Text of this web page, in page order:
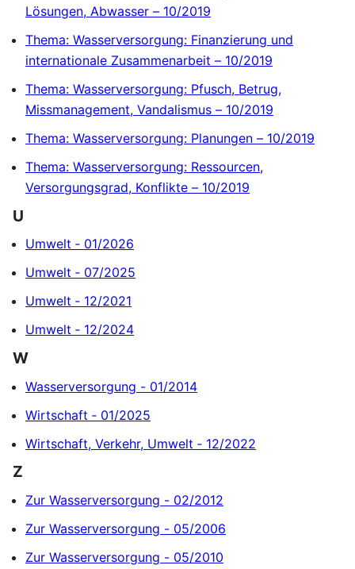
Lösungen, Abwasser – 10/2019
Thema: Wasserversorgung: Finanzierung und
internationale Zusammenarbeit – 10/2019
Thema: Wasserversorgung: Pfusch, Betrug,
Missmanagement, Vandalismus – 10/2019
Thema: Wasserversorgung: Planungen – 10/2019
Thema: Wasserversorgung: Ressourcen,
Versorgungsgrad, Konflikte – 10/2019
U
Umwelt ‐ 01/2026
Umwelt ‐ 07/2025
Umwelt ‐ 12/2021
Umwelt ‐ 12/2024
W
Wasserversorgung - 01/2014
Wirtschaft ‐ 01/2025
Wirtschaft, Verkehr, Umwelt ‐ 12/2022
Z
Zur Wasserversorgung - 02/2012
Zur Wasserversorgung - 05/2006
Zur Wasserversorgung - 05/2010